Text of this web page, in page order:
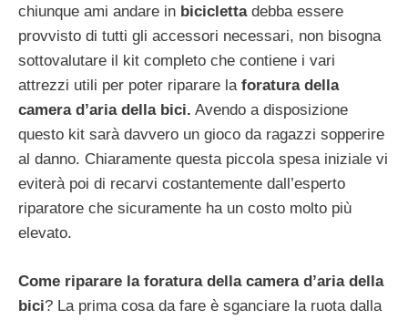
chiunque ami andare in biciclettadebba essere
provvisto di tutti gli accessori necessari, non bisogna
sottovalutare il kit completo che contiene i vari
attrezzi utili per poter riparare la foratura della
camera d’aria della bici. Avendo a disposizione
questo kit sarà davvero un gioco da ragazzi sopperire
al danno. Chiaramente questa piccola spesa iniziale vi
eviterà poi di recarvi costantemente dall’esperto
riparatore che sicuramente ha un costo molto più
elevato.
Come riparare la foratura della camera d’aria della
bici? La prima cosa da fare è sganciare la ruota dalla